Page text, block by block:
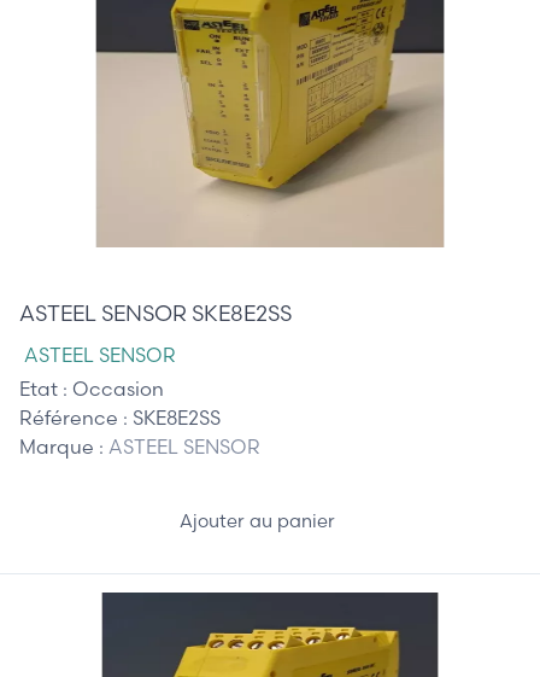
ASTEEL SENSOR SKE8E2SS
ASTEEL SENSOR
Etat : Occasion
Référence : SKE8E2SS
Marque : ASTEEL SENSOR
Ajouter au panier